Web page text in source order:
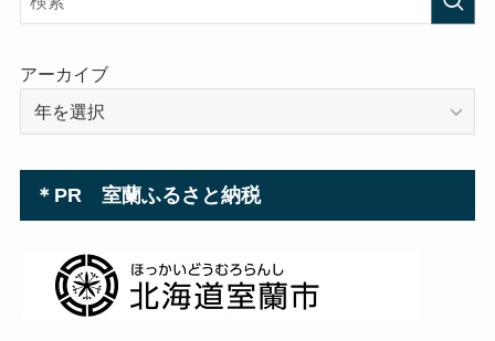
ス
アーカイブ
＊PR 室蘭ふるさと納税